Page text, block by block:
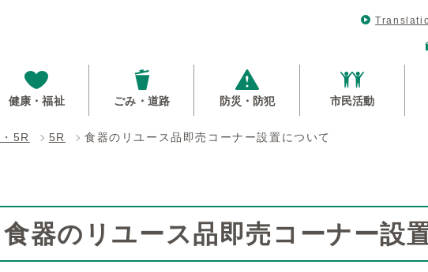
健康・福祉 ごみ・道路 防災・防犯 市民活動
5R 5R 食器のリユース品即売コーナー設置について
食器のリユース品即売コーナー設